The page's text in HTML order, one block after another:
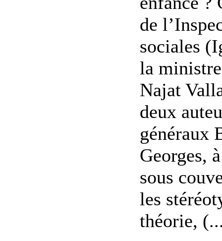
de
sociales
la
Najat
deux
généraux
Georges,
sous
les
théorie,